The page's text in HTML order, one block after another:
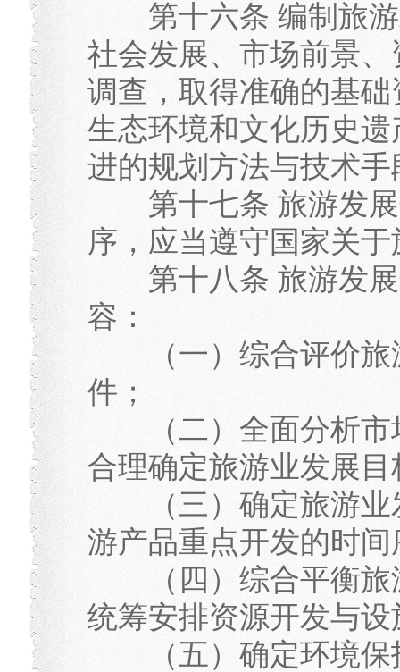
第十六条 编制旅游
社会发展、市场前景
调查，取得准确的基
生态环境和文化历史
进的规划方法与技术手
第十七条 旅游发展
序，应当遵守国家关
第十八条 旅游发展
容：
（一）综合评价旅
件；
（二）全面分析市
合理确定旅游业发展目
（三）确定旅游业
游产品重点开发的时
（四）综合平衡旅
统筹安排资源开发与
（五）确定环境保